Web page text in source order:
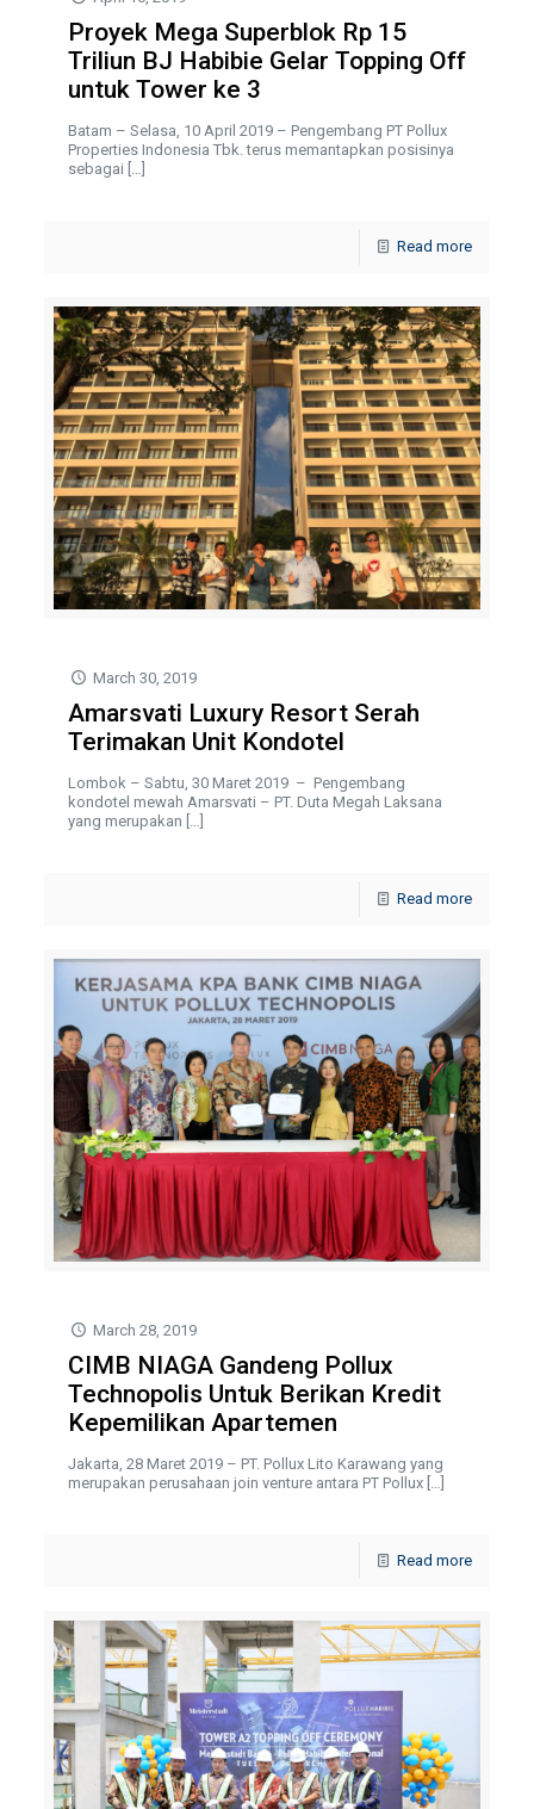
Proyek Mega Superblok Rp 15
Triliun BJ Habibie Gelar Topping Off
untuk Tower ke 3
Batam – Selasa, 10 April 2019 – Pengembang PT Pollux
Properties Indonesia Tbk. terus memantapkan posisinya
sebagai […]
Read more
March 30, 2019
Amarsvati Luxury Resort Serah
Terimakan Unit Kondotel
Lombok – Sabtu, 30 Maret 2019 – Pengembang
kondotel mewah Amarsvati – PT. Duta Megah Laksana
yang merupakan
Read more
March 28, 2019
CIMB NIAGA Gandeng Pollux
Technopolis Untuk Berikan Kredit
Kepemilikan Apartemen
Jakarta, 28 Maret 2019 – PT. Pollux Lito Karawang yang
merupakan perusahaan join venture antara PT Pollux[…]
Read more